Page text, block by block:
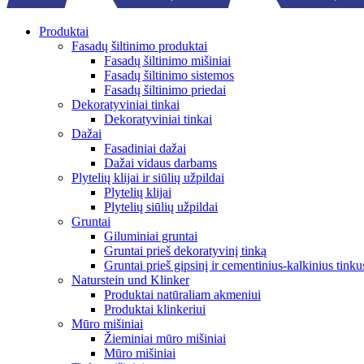
Produktai
Fasadų šiltinimo produktai
Fasadų šiltinimo mišiniai
Fasadų šiltinimo sistemos
Fasadų šiltinimo priedai
Dekoratyviniai tinkai
Dekoratyviniai tinkai
Dažai
Fasadiniai dažai
Dažai vidaus darbams
Plytelių klijai ir siūlių užpildai
Plytelių klijai
Plytelių siūlių užpildai
Gruntai
Giluminiai gruntai
Gruntai prieš dekoratyvinį tinką
Gruntai prieš gipsinį ir cementinius-kalkinius
Naturstein und Klinker
Produktai natūraliam akmeniui
Produktai klinkeriui
Mūro mišiniai
Žieminiai mūro mišiniai
Mūro mišiniai